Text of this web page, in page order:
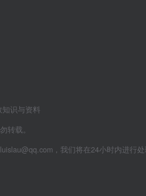
识与资料
转载。
，我们将在24小时内进行处